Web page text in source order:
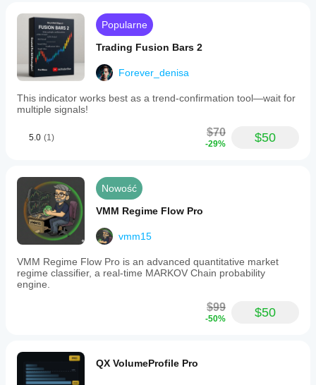
Popularne
Trading Fusion Bars 2
Forever_denisa
This indicator works best as a trend-confirmation tool—wait for
multiple signals!
5.0 (1) $70
-29% $50
Nowość
VMM Regime Flow Pro
vmm15
VMM Regime Flow Pro is an advanced quantitative market
regime classifier, a real-time MARKOV Chain probability
engine.
$99
-50% $50
QX VolumeProfile Pro